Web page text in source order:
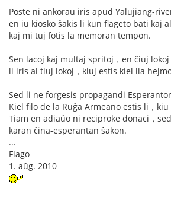
Poste ni ankorau iris apud Yalujiang-
en iu kiosko ŝakis li kun flageto bati kaj
kaj mi tuj fotis la memoran tempon.
Sen lacoj kaj multaj spritoj，en ĉiuj lokoj
li iris al tiuj lokoj，kiuj estis kiel lia
Sed li ne forgesis propagandi
Kiel filo de la Ruĝa Armeano estis li，
Tiam en adiaŭo ni reciproke donaci，
karan ĉina-esperantan ŝakon.
...
Flago
1. aŭg. 2010